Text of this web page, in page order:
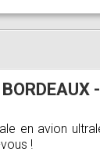
en avion
!